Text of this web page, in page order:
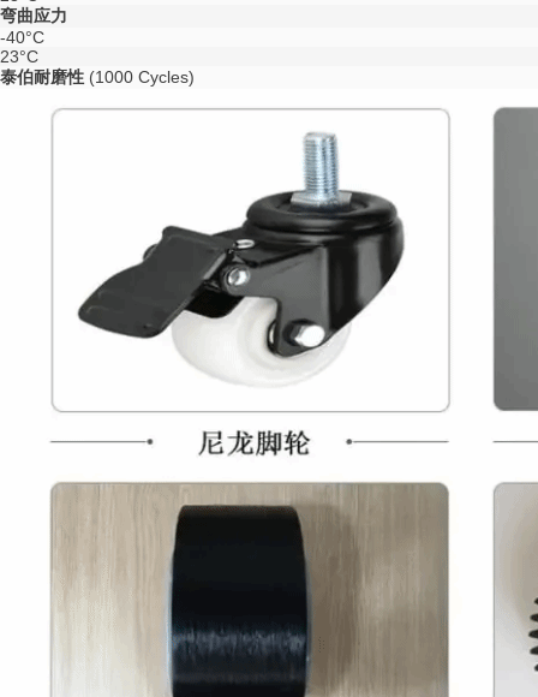
弯曲应力
-40°C
23°C
泰伯耐磨性 (1000 Cycles)